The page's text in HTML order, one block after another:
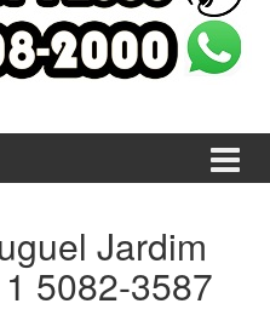
Jardim
5082-3587